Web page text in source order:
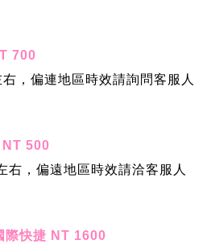
700
，偏連地區時效請詢問客服人
NT 500
右，偏遠地區時效請洽客服人
際快捷 NT 1600